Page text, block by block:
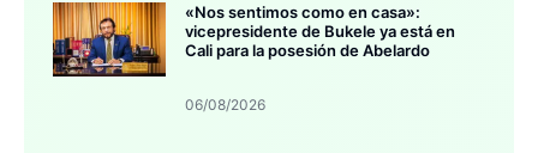
«Nos sentimos como en casa»:
vicepresidente de Bukele ya está en
Cali para la posesión de Abelardo
06/08/2026